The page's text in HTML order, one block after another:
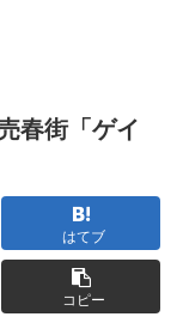
春街「ゲイ
はてブ
コピー